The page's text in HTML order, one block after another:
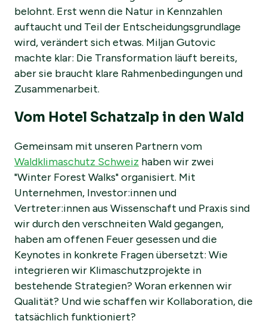
belohnt. Erst wenn die Natur in Kennzahlen
auftaucht und Teil der Entscheidungsgrundlage
wird, verändert sich etwas. Miljan Gutovic
machte klar: Die Transformation läuft bereits,
aber sie braucht klare Rahmenbedingungen und
Zusammenarbeit.
Vom Hotel Schatzalp in den Wald
Gemeinsam mit unseren Partnern vom
Waldklimaschutz Schweiz haben wir zwei
"Winter Forest Walks" organisiert. Mit
Unternehmen, Investor:innen und
Vertreter:innen aus Wissenschaft und Praxis sind
wir durch den verschneiten Wald gegangen,
haben am offenen Feuer gesessen und die
Keynotes in konkrete Fragen übersetzt: Wie
integrieren wir Klimaschutzprojekte in
bestehende Strategien? Woran erkennen wir
Qualität? Und wie schaffen wir Kollaboration, die
tatsächlich funktioniert?